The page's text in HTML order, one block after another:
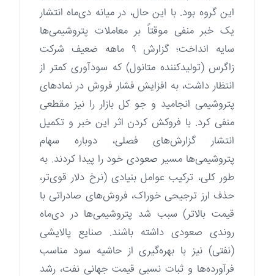
این گروه بود. با این حال، در میانه دی‌ماه انتشار
یک خبر منفی موقتاً بر معاملات پتروشیمی‌ها
سایه انداخت؛ گزارش ۹ ماهه ضعیف شرکت
زاگرس (تولیدکننده متانول) که سودآوری کمتر از
انتظار داشت، به افزایش فشار فروش در نمادهای
پتروشیمی انجامید و جو کل بازار را نیز مقطعی
منفی کرد. با فروکش کردن اثر این خبر و تکمیل
انتشار گزارش‌های فصلی، دوباره سهام
پتروشیمی‌ها مسیر صعودی خود را پیدا کردند. به
طور کلی، ترکیب عوامل بنیادی (نرخ دلار قوی‌تر،
حذف ارز ترجیحی خوراک، فروش‌های صادراتی با
قیمت بالاتر) سبب شد پتروشیمی‌ها در دی‌ماه
روندی صعودی داشته باشند. صنایع پالایشی
(نفتی) نیز با بهره‌گیری از حاشیه سود مناسب
فرآورده‌ها و ثبات نسبی قیمت جهانی نفت، رشد